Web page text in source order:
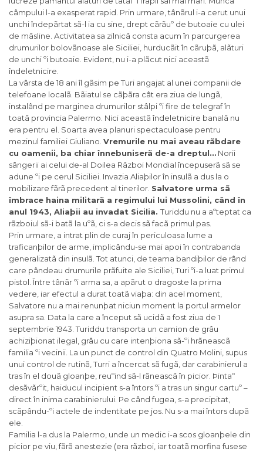
câmpului l-a exasperat rapid. Prin urmare, tânãrul i-a cerut unui
unchi îndepãrtat sã-l ia cu sine, drept cãrãuº de butoaie cu ulei
de mãsline. Activitatea sa zilnicã consta acum în parcurgerea
drumurilor bolovãnoase ale Siciliei, hurducãit în cãruþã, alãturi
de unchi ºi butoaie. Evident, nu i-a plãcut nici aceastã
îndeletnicire.
La vârsta de 18 ani îl gãsim pe Turi angajat al unei companii de
telefoane localã. Bãiatul se cãþãra cât era ziua de lungã,
instalând pe marginea drumurilor stâlpi ºi fire de telegraf în
toatã provincia Palermo. Nici aceastã îndeletnicire banalã nu
era pentru el. Soarta avea planuri spectaculoase pentru
mezinul familiei Giuliano. Vremurile nu mai aveau rãbdare
cu oamenii, ba chiar înnebuniserã de-a dreptul… Norii
sângerii ai celui de-al Doilea Rãzboi Mondial începuserã sã se
adune ºi pe cerul Siciliei. Invazia Aliaþilor în insulã a dus la o
mobilizare fãrã precedent al tinerilor. Salvatore urma sã
îmbrace haina militarã a regimului lui Mussolini, când în
anul 1943, Aliaþii au invadat Sicilia.Turiddu nu a aºteptat ca
rãzboiul sã-i batã la uºã, ci s-a decis sã facã primul pas.
Prin urmare, a intrat plin de curaj în periculoasa lume a
traficanþilor de arme, implicându-se mai apoi în contrabanda
generalizatã din insulã. Tot atunci, de teama bandiþilor de rând
care pândeau drumurile prãfuite ale Siciliei, Turi ºi-a luat primul
pistol. Între tânãr ºi arma sa, a apãrut o dragoste la prima
vedere, iar efectul a durat toatã viaþa: din acel moment,
Salvatore nu a mai renunþat niciun moment la portul armelor
asupra sa. Data la care a început sã ucidã a fost ziua de 1
septembrie 1943. Turiddu transporta un camion de grâu
achiziþionat ilegal, grâu cu care intenþiona sã-ºi hrãneascã
familia ºi vecinii. La un punct de control din Quatro Molini, supus
unui control de rutinã, Turri a încercat sã fugã, dar carabinierul a
tras în el douã gloanþe, reuºind sã-l rãneascã în picior. Þintaº
desãvãrºit, haiducul incipient s-a întors ºi a tras un singur cartuº –
direct în inima carabinierului. Pe când fugea, s-a precipitat,
scãpându-ºi actele de indentitate pe jos. Nu s-a mai întors dupã
ele.
Familia l-a dus la Palermo, unde un medic i-a scos gloanþele din
picior pe viu, fãrã anestezie (era rãzboi, iar toatã morfina fusese